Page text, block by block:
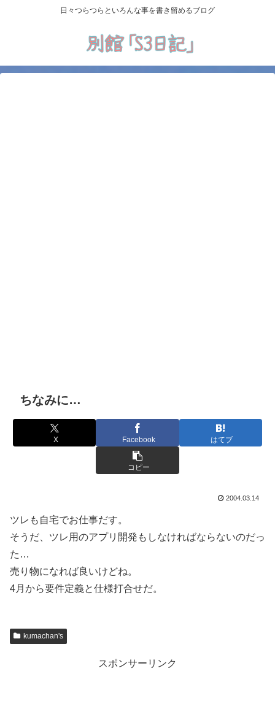
日々つらつらといろんな事を書き留めるブログ
ちなみに…
X Facebook はてブ
コピー
2004.03.14
ツレも自宅でお仕事だす。
そうだ、ツレ用のアプリ開発もしなければならないのだっ
た…
売り物になれば良いけどね。
4月から要件定義と仕様打合せだ。
kumachan's
スポンサーリンク